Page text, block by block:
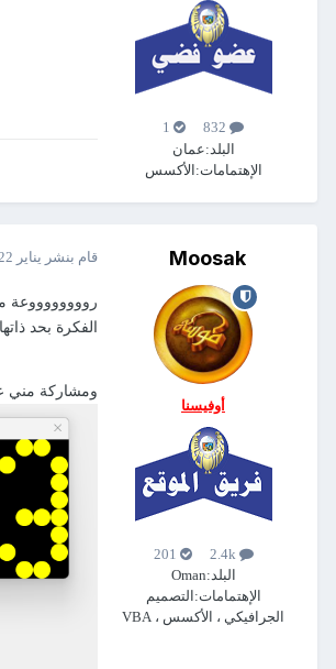
البلد:عمان
الإهتمامات:الأكسس
Moosak
أوفيسنا
البلد:Oman
الإهتمامات:التصميم
الجرافيكي ، الأكسس ، VBA
قام بنشر يناير 22, 2025
رووووووووعة
الفكرة بحد
ومشاركة مني